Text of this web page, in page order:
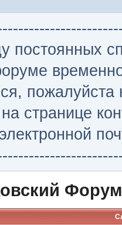
постоянных
странице
Форум